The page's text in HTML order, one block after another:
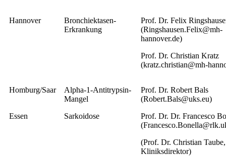
Hannover
Bronchiektasen-
Erkrankung
Prof. Dr. Felix
(Ringshausen.Felix@mh-
hannover.de)
Prof. Dr. Christian Kratz
(kratz.christian@mh-
Homburg/Saar
Alpha-1-Antitrypsin-
Mangel
Prof. Dr. Robert Bals
(Robert.Bals@uks.eu)
Essen
Sarkoidose
Prof. Dr. Dr. Francesco
(Prof. Dr. Christian Taube,
Kliniksdirektor)